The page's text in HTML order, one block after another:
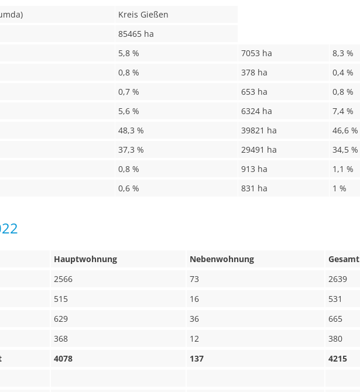
Kreis Gießen
85465 ha
5,8 % 7053 ha
8,3 %
0,8 % 378 ha
0,4 %
0,7 % 653 ha
0,8 %
5,6 % 6324 ha
7,4 %
48,3 % 39821 ha
46,6 %
37,3 % 29491 ha
34,5 %
0,8 % 913 ha
1,1 %
0,6 % 831 ha 1 %
Hauptwohnung Nebenwohnung
Gesamt
2566 73
2639
515 16
531
629 36
665
368 12
380
4078 137 4215